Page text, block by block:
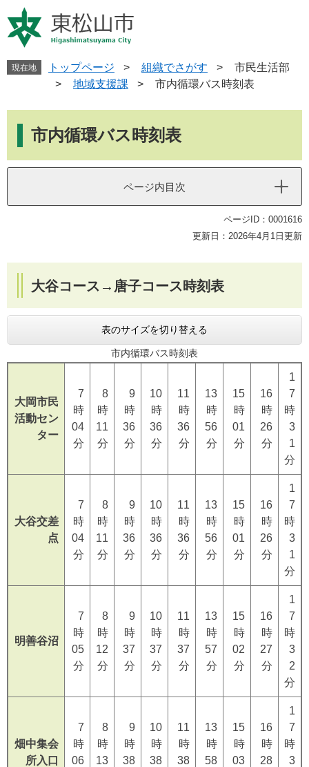
ー
ジ
す
ニ
ュ
し
へ
現在地 トップページ > 組織でさがす >
市民生活部
>
地域支援課 > 市内循環バス時刻表
市内循環バス時刻表
ページ内目次
ページID：0001616
更新日：2026年4月1日更新
大谷コース→唐子コース時刻表
表のサイズを切り替える
市内循環バス時刻表
大岡市民
活動セン
ター
7
時
04
分
8
時
11
分
9
時
36
分
10
時
36
分
11
時
36
分
13
時
56
分
15
時
01
分
16
時
26
分
1
7
時
3
1
分
大谷交差
点
7
時
04
分
8
時
11
分
9
時
36
分
10
時
36
分
11
時
36
分
13
時
56
分
15
時
01
分
16
時
26
分
1
7
時
3
1
分
明善谷沼
7
時
05
分
8
時
12
分
9
時
37
分
10
時
37
分
11
時
37
分
13
時
57
分
15
時
02
分
16
時
27
分
1
7
時
3
2
分
畑中集会
所入口
7
時
06
8
時
13
9
時
38
10
時
38
11
時
38
13
時
58
15
時
03
16
時
28
1
7
時
3